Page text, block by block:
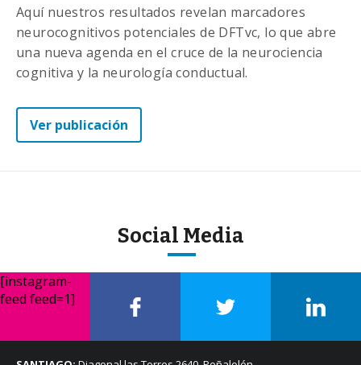
Aquí nuestros resultados revelan marcadores
neurocognitivos potenciales de DFTvc, lo que abre
una nueva agenda en el cruce de la neurociencia
cognitiva y la neurología conductual.
Ver publicación
Social Media
[instagram-
feed feed=1]